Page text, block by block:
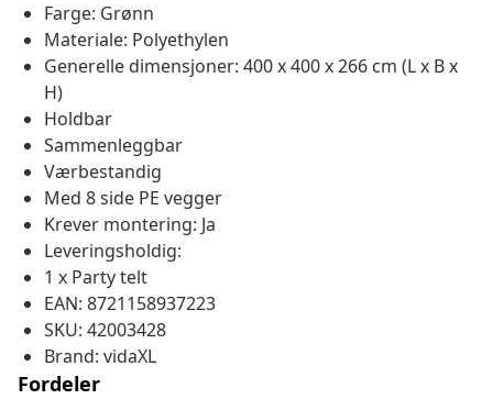
Farge: Grønn
Materiale: Polyethylen
Generelle dimensjoner: 400 x 400 x 266 cm (L x B x
H)
Holdbar
Sammenleggbar
Værbestandig
Med 8 side PE vegger
Krever montering: Ja
Leveringsholdig:
1 x Party telt
EAN: 8721158937223
SKU: 42003428
Brand: vidaXL
Fordeler